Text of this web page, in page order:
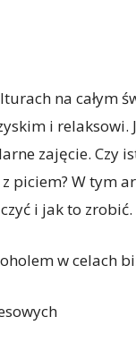
na całym
i relaksowi.
zajęcie. Czy
piciem? W tym
i jak to zrobić.
w celach